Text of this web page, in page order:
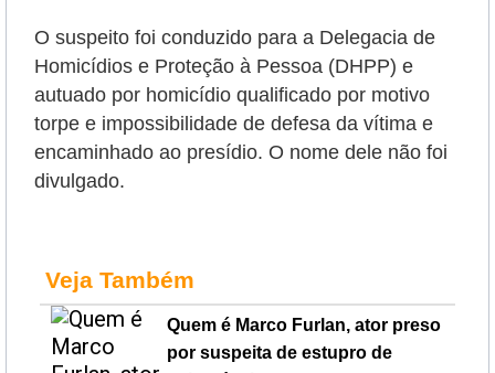
O suspeito foi conduzido para a Delegacia de
Homicídios e Proteção à Pessoa (DHPP) e
autuado por homicídio qualificado por motivo
torpe e impossibilidade de defesa da vítima e
encaminhado ao presídio. O nome dele não foi
divulgado.
Veja Também
Quem é Marco Furlan, ator preso
por suspeita de estupro de